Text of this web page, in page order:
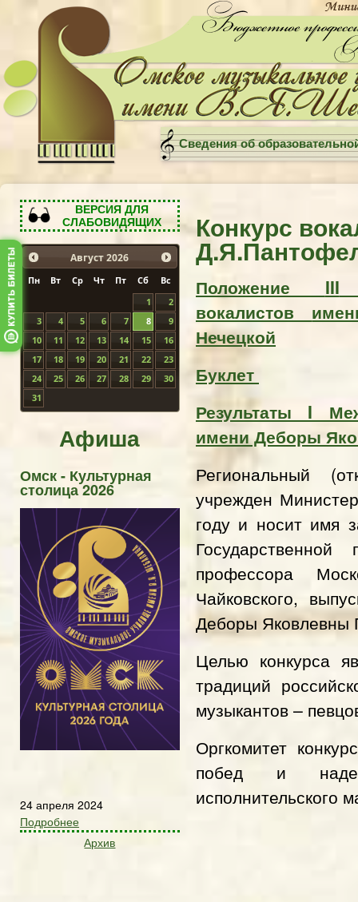
Сведения об
ВЕРСИЯ ДЛЯ
СЛАБОВИДЯЩИХ
Август 2026
Пн Вт Ср Чт Пт Сб
Вс
1
2
3
4 5 6 7 8
9
10
11 12 13 14 15
16
17
18 19 20 21 22
23
24
25 26 27 28 29
30
31
Афиша
Омск - Культурная
столица 2026
24 апреля 2024
Подробнее
Архив
Конкурс
Положение III
вокалистов
Нечецкой
Буклет
Результаты I
имени Деборы
Региональный
учрежден
году и носит имя
профессора
Чайковского,
Деборы Яковлевны
Целью конкурса
традиций
музыкантов –
Оргкомитет
побед и
исполнительского